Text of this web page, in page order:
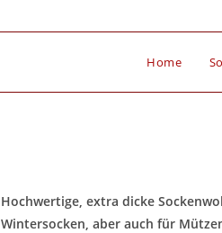
Home
Hochwertige, extra dicke
Wintersocken, aber auch für